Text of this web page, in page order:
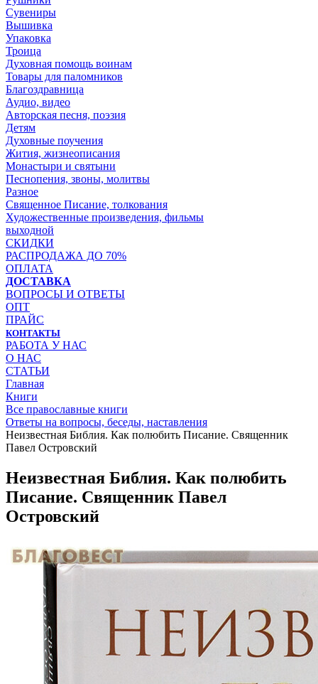
Сувениры
Вышивка
Упаковка
Троица
Духовная помощь воинам
Товары для паломников
Благоздравница
Аудио, видео
Авторская песня, поэзия
Детям
Духовные поучения
Жития, жизнеописания
Монастыри и святыни
Песнопения, звоны, молитвы
Разное
Священное Писание, толкования
Художественные произведения, фильмы
выходной
СКИДКИ
РАСПРОДАЖА ДО 70%
ОПЛАТА
ДОСТАВКА
ВОПРОСЫ И ОТВЕТЫ
ОПТ
ПРАЙС
КОНТАКТЫ
РАБОТА У НАС
О НАС
СТАТЬИ
Главная
Книги
Все православные книги
Ответы на вопросы, беседы, наставления
Неизвестная Библия. Как полюбить Писание. Священник
Павел Островский
Неизвестная Библия. Как полюбить
Писание. Священник Павел
Островский